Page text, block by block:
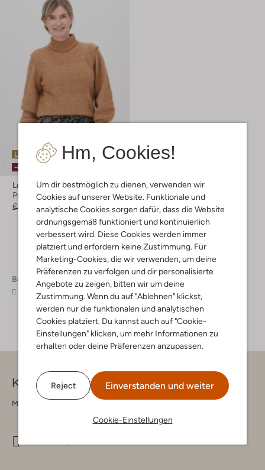
Hm, Cookies!
Um dir bestmöglich zu dienen, verwenden wir
Cookies auf unserer Website. Funktionale und
analytische Cookies sorgen dafür, dass die Website
ordnungsgemäß funktioniert und kontinuierlich
verbessert wird. Diese Cookies werden immer
platziert und erfordern keine Zustimmung. Für
Marketing-Cookies, die wir verwenden, um deine
Präferenzen zu verfolgen und dir personalisierte
Angebote zu zeigen, bitten wir um deine
Zustimmung. Wenn du auf "Ablehnen" klickst,
werden nur die funktionalen und analytischen
Cookies platziert. Du kannst auch auf "Cookie-
Einstellungen" klicken, um mehr Informationen zu
erhalten oder deine Präferenzen anzupassen.
Reject Einverstanden und weiter
Cookie-Einstellungen
Letzter Artikel
-60%
Levete Room
Pullover
€ 149,95 € 59,95
Bekleidung
Pullover & Cardigans
Pullover & Cardigans Damen
Kontakt
Montag - Freitag 09:00 - 17:00 uur